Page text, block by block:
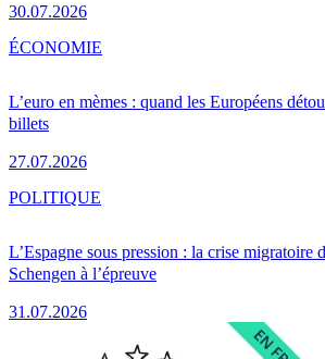
30.07.2026
L’euro en mèmes : quand les Européens
billets
27.07.2026
ÉCONOMIE
L’Espagne sous pression : la crise migratoire
Schengen à l’épreuve
31.07.2026
POLITIQUE